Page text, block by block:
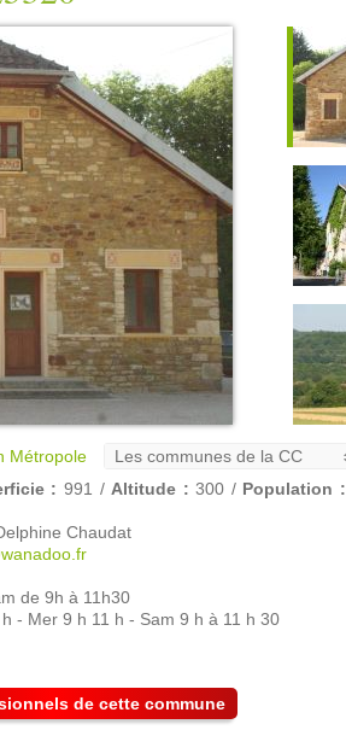
Métropole
: 991 / Altitude : 300 / Population :
Chaudat
de 9h à 11h30
- Mer 9 h 11 h - Sam 9 h à 11 h 30
de cette commune